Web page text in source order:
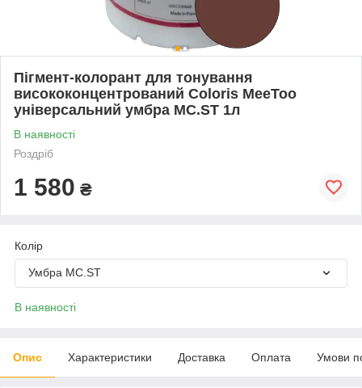
Пігмент-колорант для тонування
висококонцентрований Coloris MeeToo
універсальний умбра MC.ST 1л
В наявності
Роздріб
1 580 ₴
Колір
Умбра MC.ST
В наявності
Опис Характеристики Доставка Оплата Умови